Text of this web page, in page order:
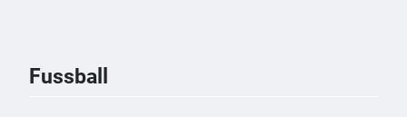
Fussball